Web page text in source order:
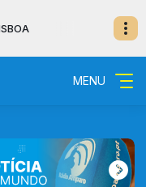
MENU